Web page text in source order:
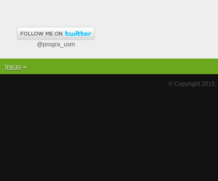
@progra_usm
Inicio »
© Copyright